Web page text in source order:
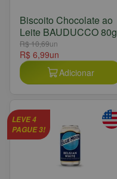
Biscoito Chocolate ao
Leite BAUDUCCO 80g
R$ 10,69un
R$ 6,99un
Adicionar
LEVE 4
PAGUE 3!